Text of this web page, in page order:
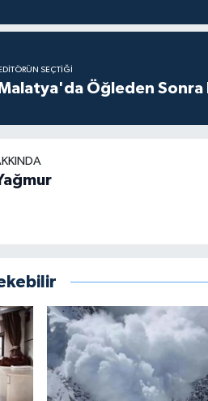
EDITÖRÜN SEÇTIĞI
Öğleden Sonra